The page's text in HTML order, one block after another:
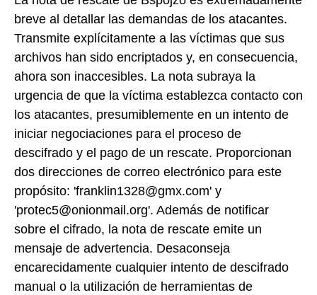
breve al detallar las demandas de los atacantes.
Transmite explícitamente a las víctimas que sus
archivos han sido encriptados y, en consecuencia,
ahora son inaccesibles. La nota subraya la
urgencia de que la víctima establezca contacto con
los atacantes, presumiblemente en un intento de
iniciar negociaciones para el proceso de
descifrado y el pago de un rescate. Proporcionan
dos direcciones de correo electrónico para este
propósito: 'franklin1328@gmx.com' y
'protec5@onionmail.org'. Además de notificar
sobre el cifrado, la nota de rescate emite un
mensaje de advertencia. Desaconseja
encarecidamente cualquier intento de descifrado
manual o la utilización de herramientas de